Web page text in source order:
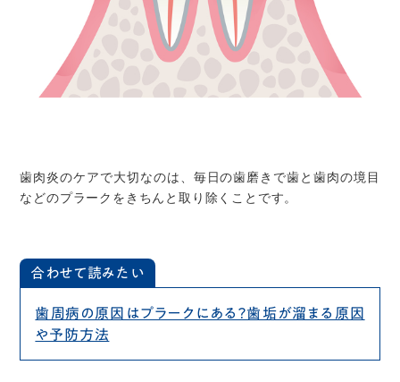
歯肉炎のケアで大切なのは、毎日の歯磨きで歯と歯肉の境目
などのプラークをきちんと取り除くことです。
合わせて読みたい
歯周病の原因はプラークにある？歯垢が溜まる原因
や予防方法